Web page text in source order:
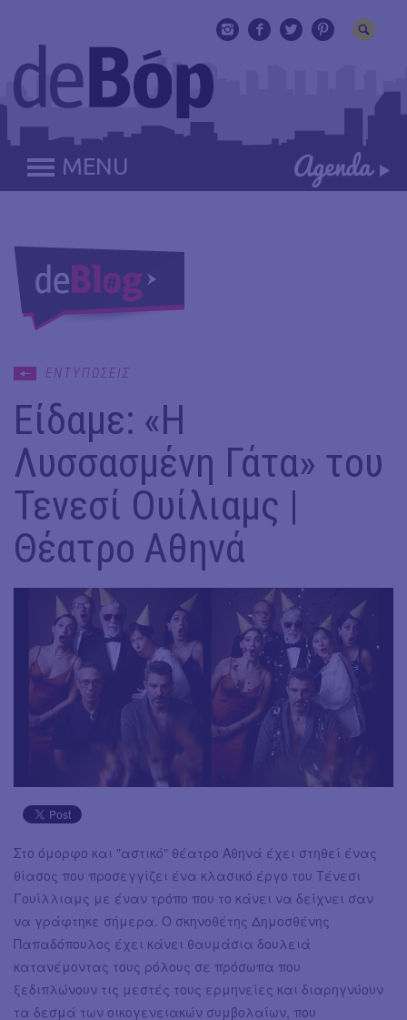
MENU
ΕΝΤΥΠΩΣΕΙΣ
Είδαμε: «Η
Λυσσασμένη Γάτα» του
Τενεσί Ουίλιαμς |
Θέατρο Αθηνά
Στο όμορφο και "αστικό" θέατρο Αθηνά έχει στηθεί ένας
θίασος που προσεγγίζει ένα κλασικό έργο του Τένεσι
Γουίλλιαμς με έναν τρόπο που το κάνει να δείχνει σαν
να γράφτηκε σήμερα. Ο σκηνοθέτης Δημοσθένης
Παπαδόπουλος έχει κάνει θαυμάσια δουλειά
κατανέμοντας τους ρόλους σε πρόσωπα που
ξεδιπλώνουν τις μεστές τους ερμηνείες και διαρηγνύουν
τα δεσμά των οικογενειακών συμβολαίων, που